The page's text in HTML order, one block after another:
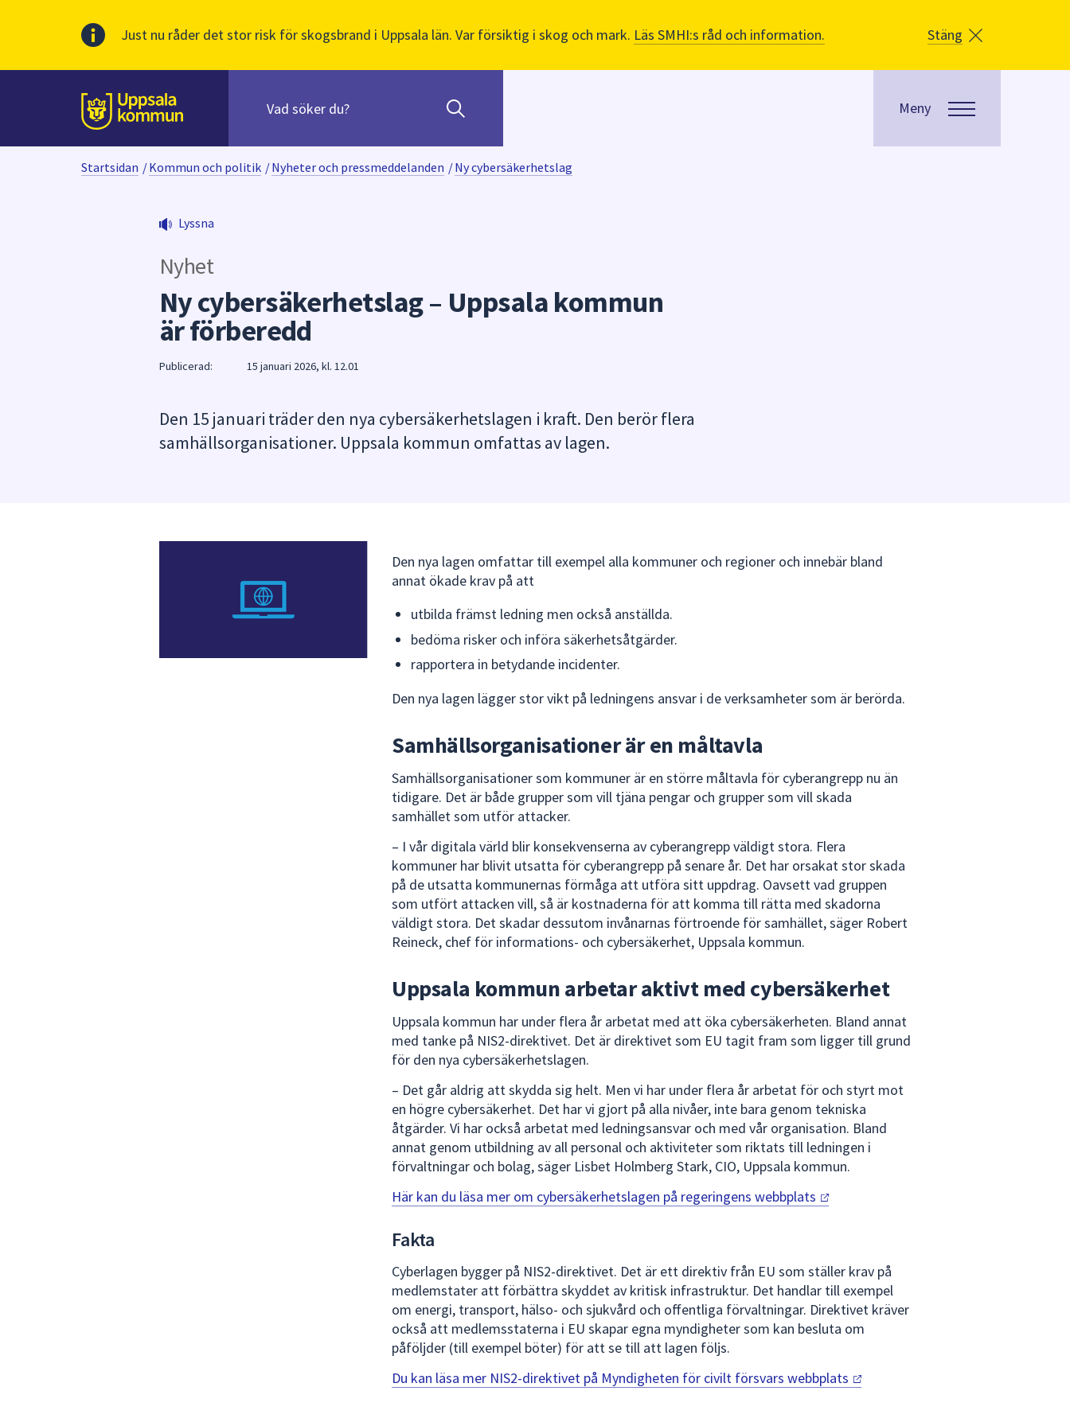
Just nu råder det stor risk för skogsbrand i Uppsala län. Var försiktig i skog och mark. Läs SMHI:s råd och information. Stäng
Till sidans
huvudinnehåll
innehåll
När
kommer
sökförslag
att
presenteras
under
piltangenterna
för
och
välja
Meny
Startsidan /Kommun och politik /Nyheter och pressmeddelanden /Ny cybersäkerhetslag
Lyssna
Nyhet
Ny cybersäkerhetslag – Uppsala kommun
är förberedd
Publicerad: 15 januari 2026, kl. 12.01
Den 15 januari träder den nya cybersäkerhetslagen i kraft. Den berör flera
samhällsorganisationer. Uppsala kommun omfattas av lagen.
Den nya lagen omfattar till exempel alla kommuner och regioner och innebär bland
annat ökade krav på att
utbilda främst ledning men också anställda.
bedöma risker och införa säkerhetsåtgärder.
rapportera in betydande incidenter.
Den nya lagen lägger stor vikt på ledningens ansvar i de verksamheter som är berörda.
Samhällsorganisationer är en måltavla
Samhällsorganisationer som kommuner är en större måltavla för cyberangrepp nu än
tidigare. Det är både grupper som vill tjäna pengar och grupper som vill skada
samhället som utför attacker.
– I vår digitala värld blir konsekvenserna av cyberangrepp väldigt stora. Flera
kommuner har blivit utsatta för cyberangrepp på senare år. Det har orsakat stor skada
på de utsatta kommunernas förmåga att utföra sitt uppdrag. Oavsett vad gruppen
som utfört attacken vill, så är kostnaderna för att komma till rätta med skadorna
väldigt stora. Det skadar dessutom invånarnas förtroende för samhället, säger Robert
Reineck, chef för informations- och cybersäkerhet, Uppsala kommun.
Uppsala kommun arbetar aktivt med cybersäkerhet
Uppsala kommun har under flera år arbetat med att öka cybersäkerheten. Bland annat
med tanke på NIS2-direktivet. Det är direktivet som EU tagit fram som ligger till grund
för den nya cybersäkerhetslagen.
– Det går aldrig att skydda sig helt. Men vi har under flera år arbetat för och styrt mot
en högre cybersäkerhet. Det har vi gjort på alla nivåer, inte bara genom tekniska
åtgärder. Vi har också arbetat med ledningsansvar och med vår organisation. Bland
annat genom utbildning av all personal och aktiviteter som riktats till ledningen i
förvaltningar och bolag, säger Lisbet Holmberg Stark, CIO, Uppsala kommun.
Här kan du läsa mer om cybersäkerhetslagen på regeringens webbplats
Fakta
Cyberlagen bygger på NIS2-direktivet. Det är ett direktiv från EU som ställer krav på
medlemstater att förbättra skyddet av kritisk infrastruktur. Det handlar till exempel
om energi, transport, hälso- och sjukvård och offentliga förvaltningar. Direktivet kräver
också att medlemsstaterna i EU skapar egna myndigheter som kan besluta om
påföljder (till exempel böter) för att se till att lagen följs.
Du kan läsa mer NIS2-direktivet på Myndigheten för civilt försvars webbplats